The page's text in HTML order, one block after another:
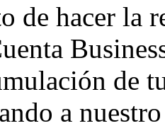
de hacer la
de
a